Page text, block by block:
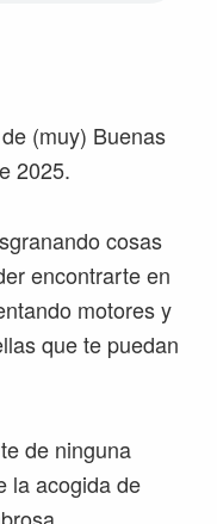
(muy) Buenas
2025.
cosas
encontrarte en
motores y
que te puedan
de ninguna
la acogida de